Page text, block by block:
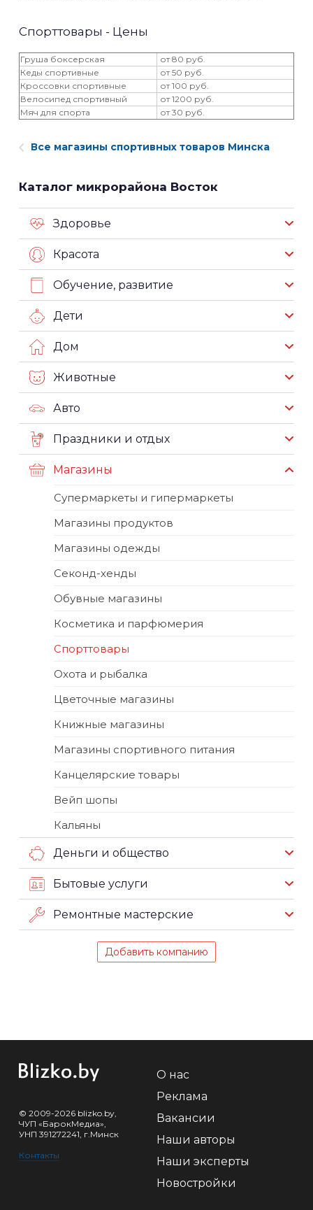
Спорттовары - Цены
Груша боксерская
от 80 руб.
Кеды спортивные
от 50 руб.
Кроссовки спортивные
от 100 руб.
Велосипед спортивный
от 1200 руб.
Мяч для спорта
от 30 руб.
Все магазины спортивных товаров Минска
Каталог микрорайона Восток
Здоровье
Красота
Обучение, развитие
Дети
Дом
Животные
Авто
Праздники и отдых
Магазины
Супермаркеты и гипермаркеты
Магазины продуктов
Магазины одежды
Секонд-хенды
Обувные магазины
Косметика и парфюмерия
Спорттовары
Охота и рыбалка
Цветочные магазины
Книжные магазины
Магазины спортивного питания
Канцелярские товары
Вейп шопы
Кальяны
Деньги и общество
Бытовые услуги
Ремонтные мастерские
Добавить компанию
© 2009-2026 blizko.by,
ЧУП «БарокМедиа»,
УНП 391272241, г.Минск
Контакты
О нас
Реклама
Вакансии
Наши авторы
Наши эксперты
Новостройки